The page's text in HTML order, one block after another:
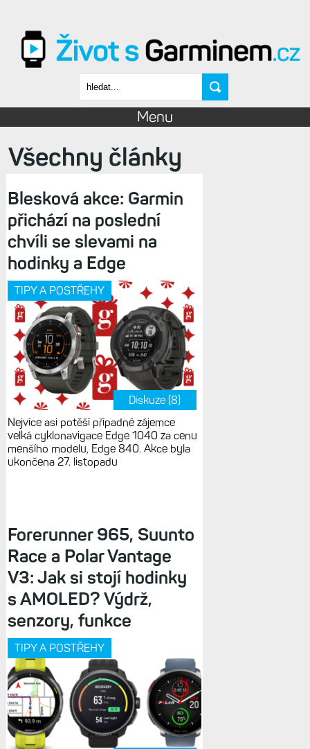
Vyhledávání
Menu
Všechny články
Blesková akce: Garmin
přichází na poslední
chvíli se slevami na
hodinky a Edge
TIPY A POSTŘEHY
Diskuze (8)
Nejvíce asi potěší případné zájemce
velká cyklonavigace Edge 1040 za cenu
menšího modelu, Edge 840. Akce byla
ukončena 27. listopadu
Forerunner 965, Suunto
Race a Polar Vantage
V3: Jak si stojí hodinky
s AMOLED? Výdrž,
senzory, funkce
TIPY A POSTŘEHY